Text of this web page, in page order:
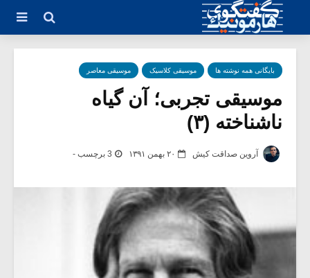
بایگانی همه نوشته ها موسیقی کلاسیک موسیقی معاصر
موسیقی تجربی؛ آن گیاه
ناشناخته (۳)
آروین صداقت کیش ۲۰ بهمن ۱۳۹۱ 3 برچسب -